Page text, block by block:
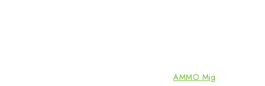
AMMO Mig